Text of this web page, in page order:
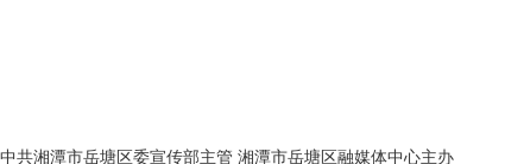
中共湘潭市岳塘区委宣传部主管 湘潭市岳塘区融媒体中心主办